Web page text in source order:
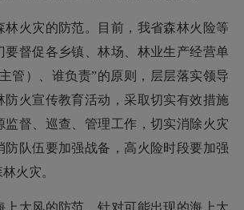
火灾的防范。
目前，我省森林火险等
要督促各乡镇、林场、林业生产经营单
管）、谁负责”的原则，层层落实领导
防火宣传教育活动，采取切实有效措施
监督、巡查、管理工作，切实消除火灾
防队伍要加强战备，高火险时段要加强
火灾。